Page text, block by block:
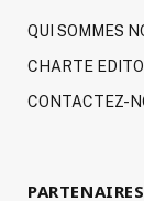
QUI SOMMES
CHARTE
CONTACTEZ-
PARTENAIRES